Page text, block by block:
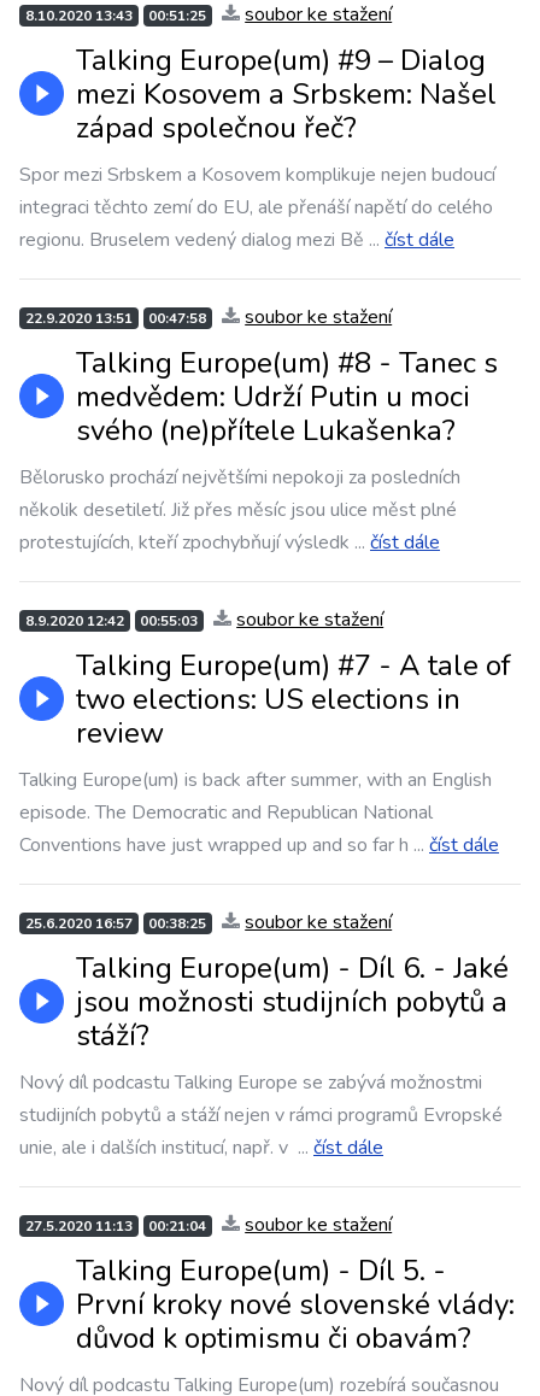
8.10.2020 13:43 00:51:25 soubor ke stažení
Talking Europe(um) #9 – Dialog
mezi Kosovem a Srbskem: Našel
západ společnou řeč?
Spor mezi Srbskem a Kosovem komplikuje nejen budoucí
integraci těchto zemí do EU, ale přenáší napětí do celého
regionu. Bruselem vedený dialog mezi Bě ... číst dále
22.9.2020 13:51 00:47:58 soubor ke stažení
Talking Europe(um) #8 - Tanec s
medvědem: Udrží Putin u moci
svého (ne)přítele Lukašenka?
Bělorusko prochází největšími nepokoji za posledních
několik desetiletí. Již přes měsíc jsou ulice měst plné
protestujících, kteří zpochybňují výsledk ... číst dále
8.9.2020 12:42 00:55:03 soubor ke stažení
Talking Europe(um) #7 - A tale of
two elections: US elections in
review
Talking Europe(um) is back after summer, with an English
episode. The Democratic and Republican National
Conventions have just wrapped up and so far h ... číst dále
25.6.2020 16:57 00:38:25 soubor ke stažení
Talking Europe(um) - Díl 6. - Jaké
jsou možnosti studijních pobytů a
stáží?
Nový díl podcastu Talking Europe se zabývá možnostmi
studijních pobytů a stáží nejen v rámci programů Evropské
unie, ale i dalších institucí, např. v ... číst dále
27.5.2020 11:13 00:21:04 soubor ke stažení
Talking Europe(um) - Díl 5. -
První kroky nové slovenské vlády:
důvod k optimismu či obavám?
Nový díl podcastu Talking Europe(um) rozebírá současnou